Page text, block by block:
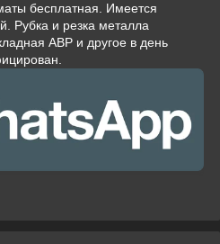
бесплатная. Имеется
Рубка и резка металла
АВР и другое в день